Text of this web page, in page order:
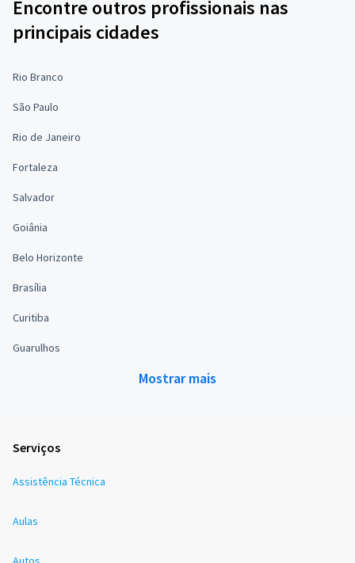
Encontre outros profissionais nas
principais cidades
Rio Branco
São Paulo
Rio de Janeiro
Fortaleza
Salvador
Goiânia
Belo Horizonte
Brasília
Curitiba
Guarulhos
Mostrar mais
Serviços
Assistência Técnica
Aulas